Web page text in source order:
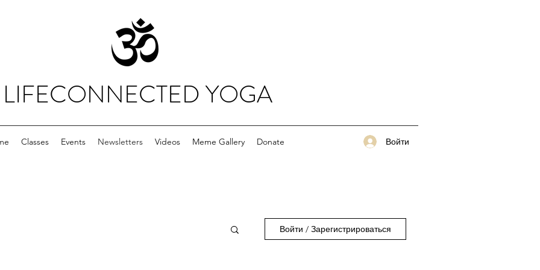
LIFECONNECTED YOGA
Classes Events Newsletters Videos Meme Gallery Donate Войти
Войти / Зарегистрироваться